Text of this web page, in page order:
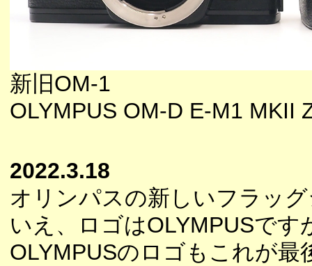
新旧OM-1
OLYMPUS OM-D E-M1 MKII
2022.3.18
オリンパスの新しいフラッ
いえ、ロゴはOLYMPUSです
OLYMPUSのロゴもこれが最